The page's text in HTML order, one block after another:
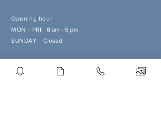
Opening hour
MON - FRI:
8 am - 5 pm
SUNDAY: Closed
Get our Newsletters